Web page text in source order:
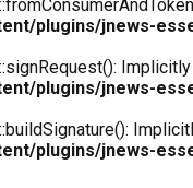
plugins/jnews-
plugins/jnews-
plugins/jnews-